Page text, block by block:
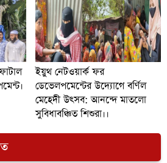
ইয়ুথ নেটওয়ার্ক ফর
ডেভেলপমেন্টের উদ্যোগে বর্ণিল
মেহেদী উৎসব: আনন্দে মাতলো
সুবিধাবঞ্চিত শিশুরা।।